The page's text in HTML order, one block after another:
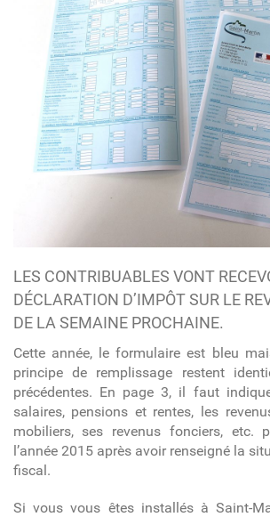
LES CONTRIBUABLES VONT
DÉCLARATION D’IMPÔT SUR LE
DE LA SEMAINE PROCHAINE.
Cette année, le formulaire est bleu
principe de remplissage restent
précédentes. En page 3, il faut
salaires, pensions et rentes, les
mobiliers, ses revenus fonciers, etc.
l’année 2015 après avoir renseigné la
fiscal.
Si vous vous êtes installés à Saint-